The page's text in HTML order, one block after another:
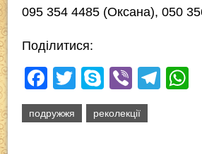
095 354 4485 (Оксана), 050
Поділитися:
F
a
c
T
wi
tt
S
ky
p
Vi
b
er
T
подружжя реколекції